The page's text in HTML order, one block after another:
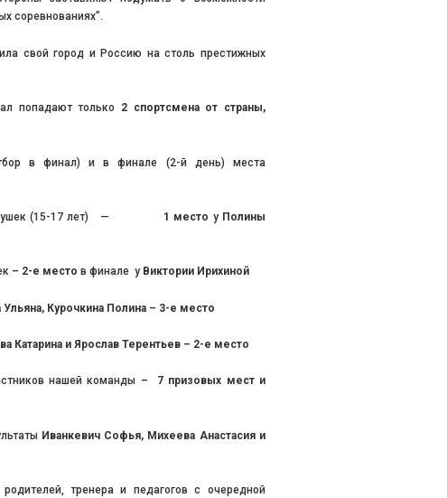
соревнованиях”.
свой город и Россию на столь престижных
попадают только 2 спортсмена от страны,
в финал) и в финале (2-й день) места
девушек (15-17 лет) — 1 место у Полины
– 2-е место в финале у Виктории Ирихиной
Курочкина Полина – 3-е место
Катарина и Ярослав Терентьев – 2-е место
нашей команды – 7 призовых мест и
Иванкевич Софья, Михеева Анастасия и
тренера и педагогов с очередной